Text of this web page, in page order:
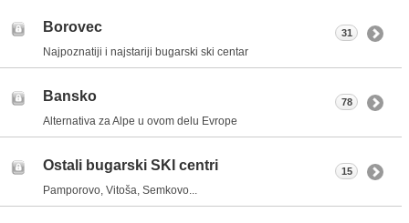
Borovec
Najpoznatiji i najstariji bugarski ski centar
31
Bansko
Alternativa za Alpe u ovom delu Evrope
78
Ostali bugarski SKI centri
Pamporovo, Vitoša, Semkovo...
15